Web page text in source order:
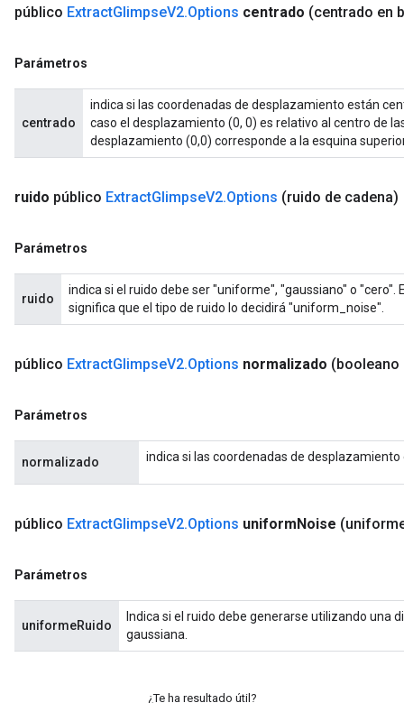
público ExtractGlimpseV2.Options centrado (centrado en
Parámetros
centrado
indica si las coordenadas de desplazamiento están
caso el desplazamiento (0, 0) es relativo al centro de
desplazamiento (0,0) corresponde a la esquina
ruido público ExtractGlimpseV2.Options (ruido de cadena)
Parámetros
ruido
indica si el ruido debe ser "uniforme", "gaussiano" o
significa que el tipo de ruido lo decidirá "uniform_noise".
público ExtractGlimpseV2.Options normalizado
Parámetros
normalizado indica si las coordenadas de
público ExtractGlimpseV2.Options uniformNoise
Parámetros
uniformeRuido
Indica si el ruido debe generarse utilizando una
gaussiana.
¿Te ha resultado útil?